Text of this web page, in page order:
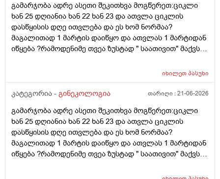
გამარჯობა ადრე ასეთი შეკითხვა მოგწერეთ:ციკლი
ხან 25 დღიანია ხან 22 ხან 23 და ათვლა ციკლის
დასწყისის დღე ითვლება და ეს ხომ ნორმაა?
მაგალითად 1 მარტის დაიწყო და ათვლას 1 მარტიდან
იწყება ?რამოდენიმე თვეა ზუსტად " საათივით" მაქვს
მეშინია კიდევ ხომ არ ჩამოიწევს? მინდა რომ 25 ან
განმავლობაში ? შესაძლოა ისევ 23 ან 25 დღიანი
რამეა.ზოგადად წლებია აუტოიმონური თირეოდიტი
მაქვს.ხშირად მაქვს სანერვიულო.რითი შეიძლება
უნდაცკვების სახით რომ ვმართო ციკლის დღეები?
პასუხიც მივიღე და არა, ყველაფერი ჩვეულებრივადაა
არც ჭარბი სისხლდება არ არის.ადრე რომ 7 დღემდე
იხილეთპასუხი
კატეგორია - გინეკოლოგია თარიღი :21-06-2026
გამარჯობა ადრე ასეთი შეკითხვა მოგწერეთ:ციკლი
ხან 25 დღიანია ხან 22 ხან 23 და ათვლა ციკლის
დასწყისის დღე ითვლება და ეს ხომ ნორმაა?
მაგალითად 1 მარტის დაიწყო და ათვლას 1 მარტიდან
იწყება ?რამოდენიმე თვეა ზუსტად " საათივით" მაქვს
მეშინია კიდევ ხომ არ ჩამოიწევს? მინდა რომ 25 ან